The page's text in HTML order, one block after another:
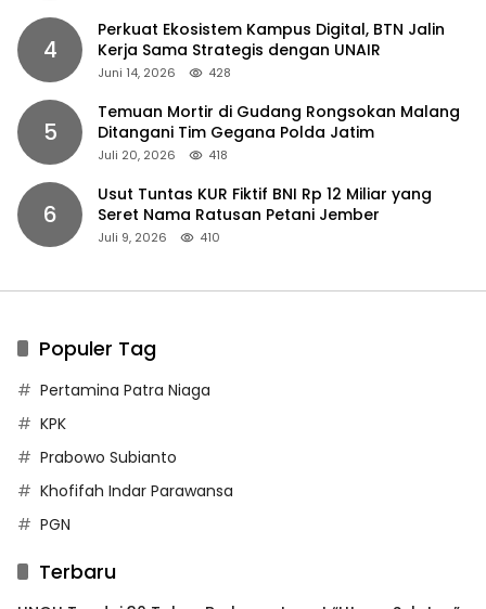
4
Perkuat Ekosistem Kampus Digital, BTN Jalin
Kerja Sama Strategis dengan UNAIR
Juni 14, 2026 428
5
Temuan Mortir di Gudang Rongsokan Malang
Ditangani Tim Gegana Polda Jatim
Juli 20, 2026 418
6
Usut Tuntas KUR Fiktif BNI Rp 12 Miliar yang
Seret Nama Ratusan Petani Jember
Juli 9, 2026 410
Populer Tag
Pertamina Patra Niaga
KPK
Prabowo Subianto
Khofifah Indar Parawansa
PGN
Terbaru